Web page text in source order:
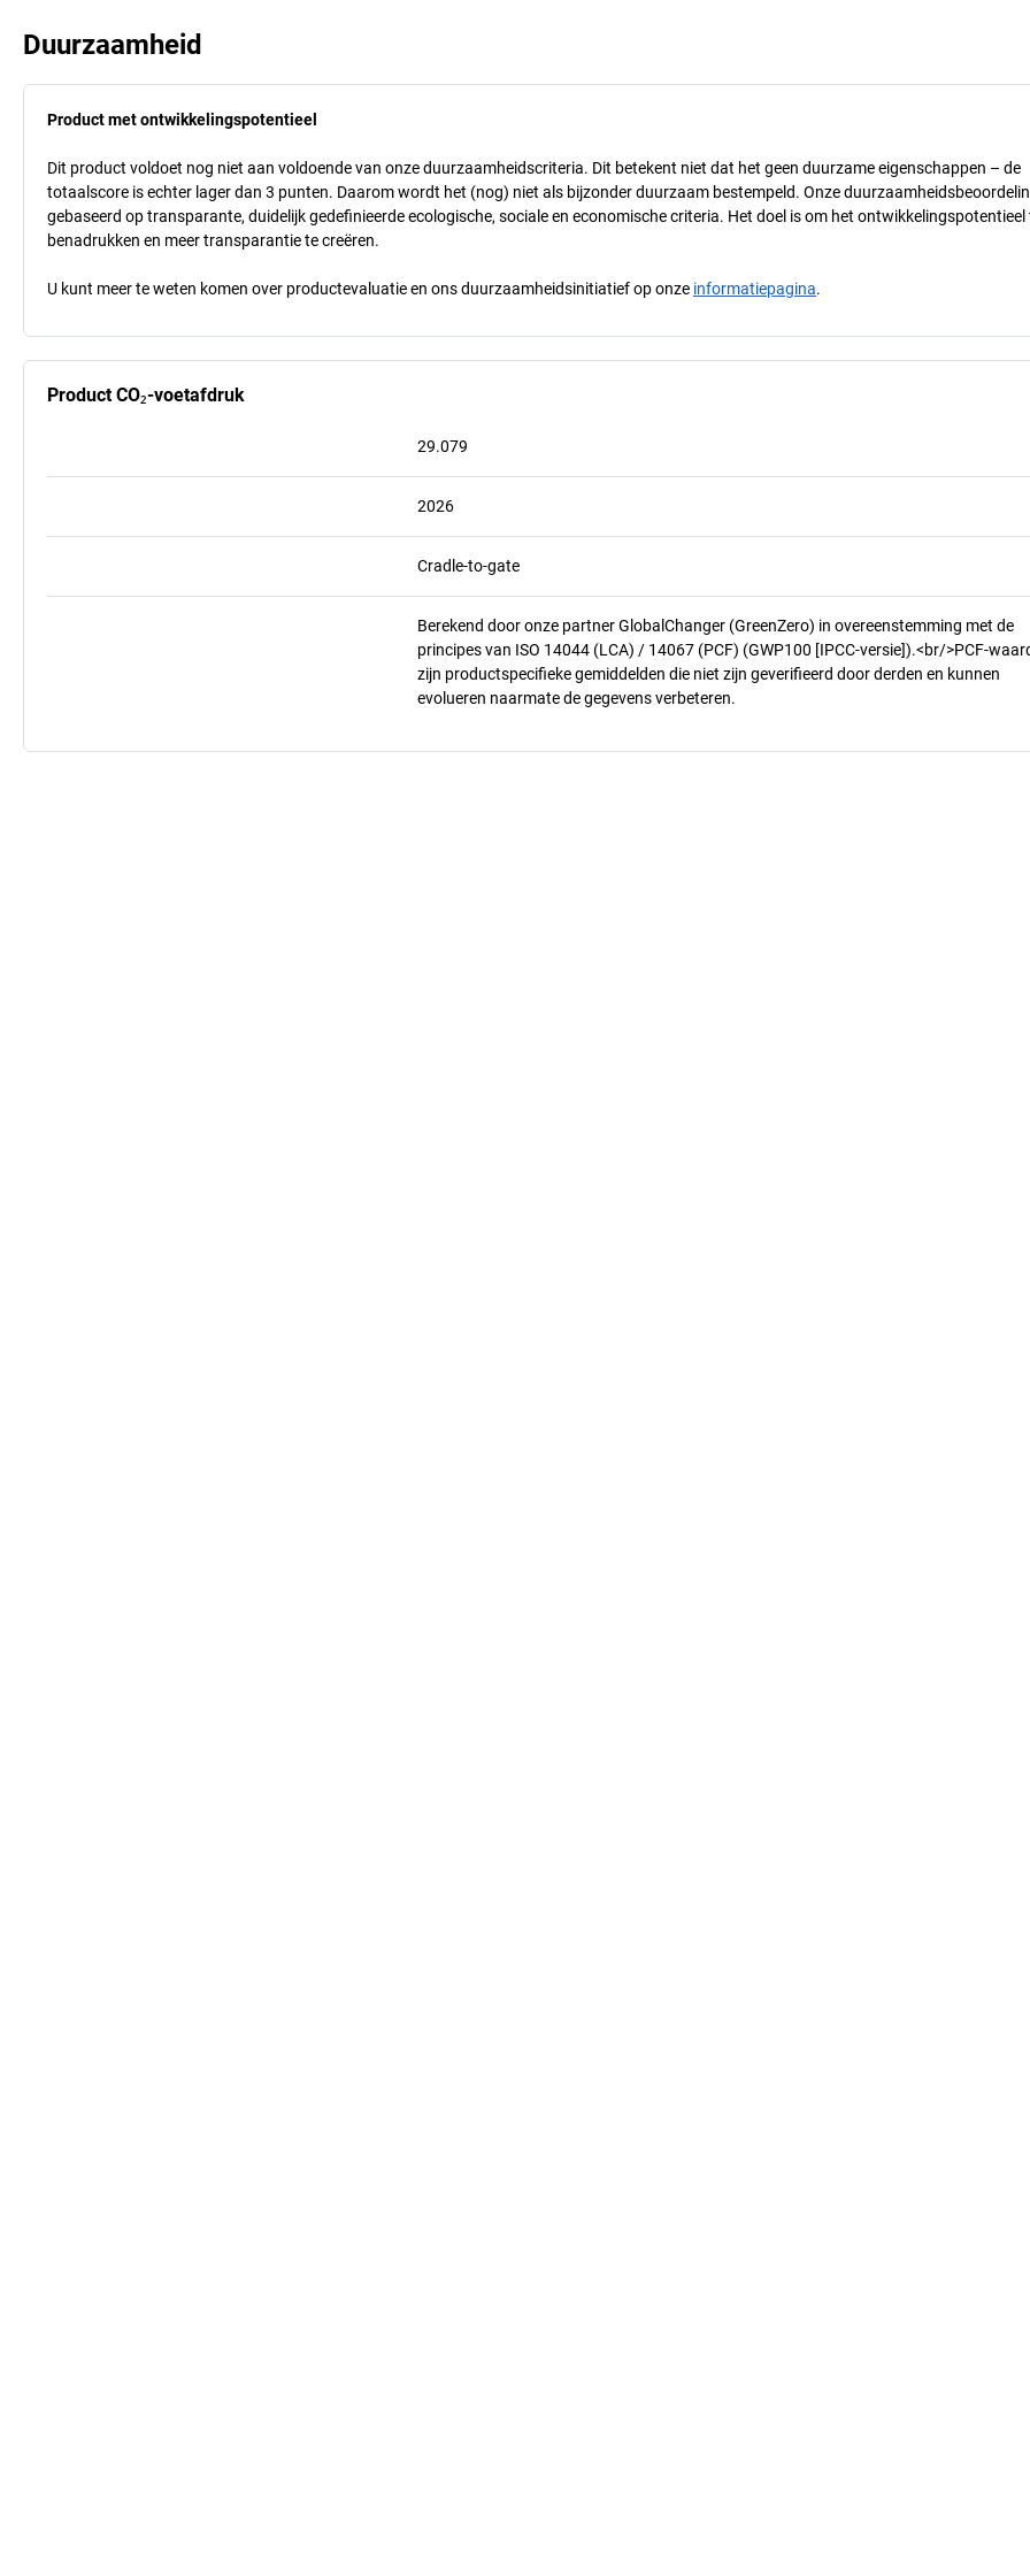
Duurzaamheid
Product met ontwikkelingspotentieel
Dit product voldoet nog niet aan voldoende van onze duurzaamheidscriteria. Dit betekent niet dat het geen duurzame eigenschappen – de
totaalscore is echter lager dan 3 punten. Daarom wordt het (nog) niet als bijzonder duurzaam bestempeld. Onze
gebaseerd op transparante, duidelijk gedefinieerde ecologische, sociale en economische criteria. Het doel is om het ontwikkelingspotentieel
benadrukken en meer transparantie te creëren.
U kunt meer te weten komen over productevaluatie en ons duurzaamheidsinitiatief op onze informatiepagina.
Product CO₂-voetafdruk
29.079
2026
Cradle-to-gate
Berekend door onze partner GlobalChanger (GreenZero) in overeenstemming met de
principes van ISO 14044 (LCA) / 14067 (PCF) (GWP100 [IPCC-versie]).<br/>PCF-
zijn productspecifieke gemiddelden die niet zijn geverifieerd door derden en kunnen
evolueren naarmate de gegevens verbeteren.